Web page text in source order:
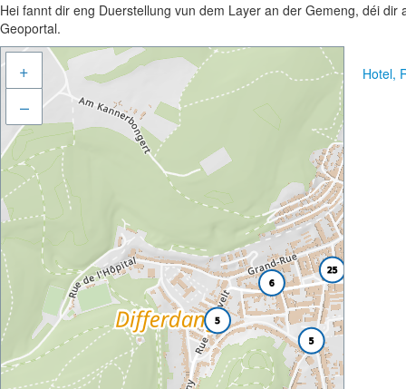
Hei fannt dir eng Duerstellung vun dem Layer an der Gemeng, déi
Geoportal.
+
–
Hotel,